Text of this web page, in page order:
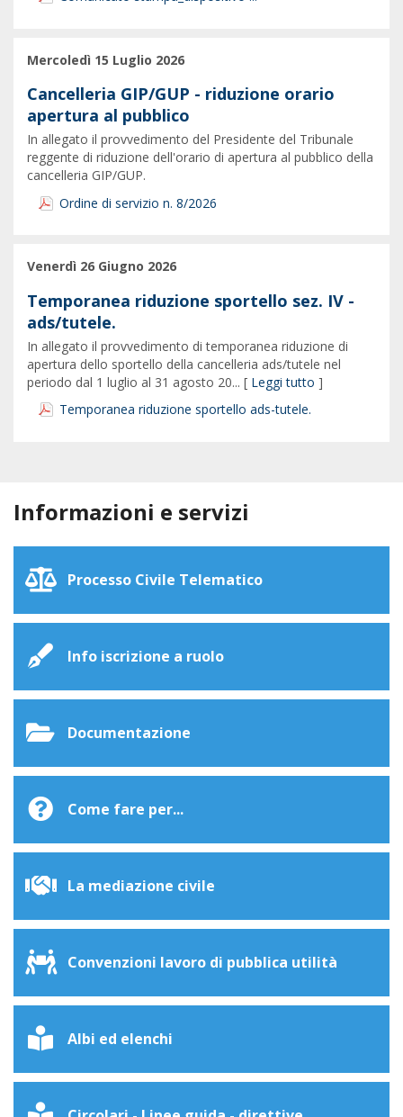
Mercoledì 15 Luglio 2026
Cancelleria GIP/GUP - riduzione orario
apertura al pubblico
In allegato il provvedimento del Presidente del Tribunale
reggente di riduzione dell'orario di apertura al pubblico della
cancelleria GIP/GUP.
Ordine di servizio n. 8/2026
Venerdì 26 Giugno 2026
Temporanea riduzione sportello sez. IV -
ads/tutele.
In allegato il provvedimento di temporanea riduzione di
apertura dello sportello della cancelleria ads/tutele nel
periodo dal 1 luglio al 31 agosto 20... [ Leggi tutto ]
Temporanea riduzione sportello ads-tutele.
Informazioni e servizi
Processo Civile Telematico
Info iscrizione a ruolo
Documentazione
Come fare per...
La mediazione civile
Convenzioni lavoro di pubblica utilità
Albi ed elenchi